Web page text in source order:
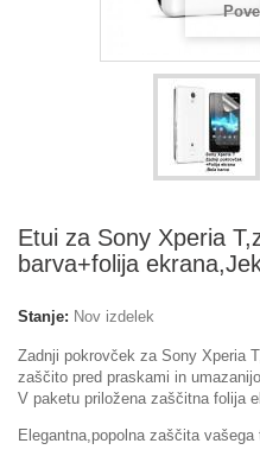
Etui za Sony Xperia
barva+folija
Stanje: Nov izdelek
Zadnji pokrovček za Sony Xperia
zaščito pred praskami in
V paketu priložena zaščitna folija
Elegantna,popolna zaščita vašega